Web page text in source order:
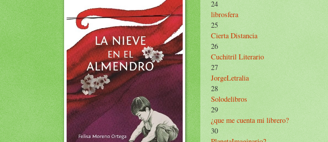
24
librosfera
25
Cierta Distancia
26
Cuchitril Literario
27
JorgeLetralia
28
Solodelibros
29
¿que me cuenta mi librero?
30